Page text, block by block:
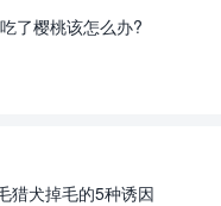
了樱桃该怎么办?
猎犬掉毛的5种诱因